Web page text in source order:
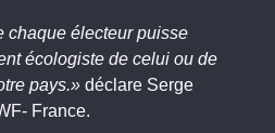
chaque électeur puisse
écologiste de celui ou de
pays.» déclare Serge
France.